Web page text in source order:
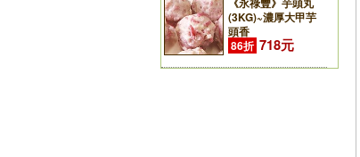
(3KG)~濃厚大甲芋
頭香
86折 718元